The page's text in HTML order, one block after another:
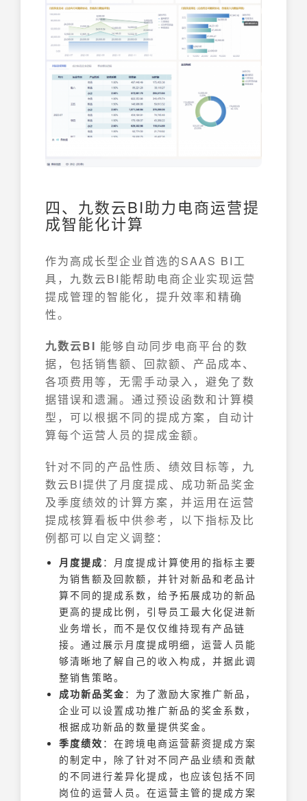
四、九数云BI助力电商运营提
成智能化计算
作为高成长型企业首选的SAAS BI工
具，九数云BI能帮助电商企业实现运营
提成管理的智能化，提升效率和精确
性。
九数云BI 能够自动同步电商平台的数
据，包括销售额、回款额、产品成本、
各项费用等，无需手动录入，避免了数
据错误和遗漏。通过预设函数和计算模
型，可以根据不同的提成方案，自动计
算每个运营人员的提成金额。
针对不同的产品性质、绩效目标等，九
数云BI提供了月度提成、成功新品奖金
及季度绩效的计算方案，并运用在运营
提成核算看板中供参考，以下指标及比
例都可以自定义调整：
月度提成 ：月度提成计算使用的指标主要
为销售额及回款额，并针对新品和老品计
算不同的提成系数，给予拓展成功的新品
更高的提成比例，引导员工最大化促进新
业务增长，而不是仅仅维持现有产品链
接。通过展示月度提成明细，运营人员能
够清晰地了解自己的收入构成，并据此调
整销售策略。
成功新品奖金：为了激励大家推广新品，
企业可以设置成功推广新品的奖金系数，
根据成功新品的数量提供奖金。
季度绩效 ：在跨境电商运营薪资提成方案
的制定中，除了针对不同产品业绩和贡献
的不同进行差异化提成，也应该包括不同
岗位的运营人员。在运营主管的提成方案